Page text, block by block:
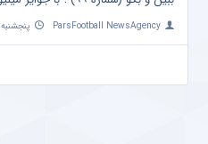
ParsFootball NewsAgency پنجشنبه ۱۸ فروردین ۱۴۰۱ | ۱۲:۵۸